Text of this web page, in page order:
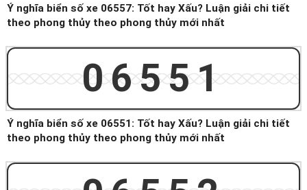
Ý nghĩa biển số xe 06557: Tốt hay Xấu? Luận giải chi tiết
theo phong thủy theo phong thủy mới nhất
06551
Ý nghĩa biển số xe 06551: Tốt hay Xấu? Luận giải chi tiết
theo phong thủy theo phong thủy mới nhất